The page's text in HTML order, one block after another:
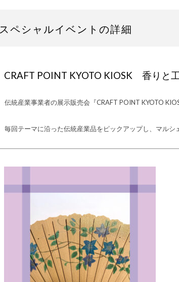
スペシャルイベントの詳細
CRAFT POINT KYOTO KIOSK 香りと
伝統産業事業者の展示販売会『CRAFT POINT KYOTO
毎回テーマに沿った伝統産業品をピックアップし、マルシ